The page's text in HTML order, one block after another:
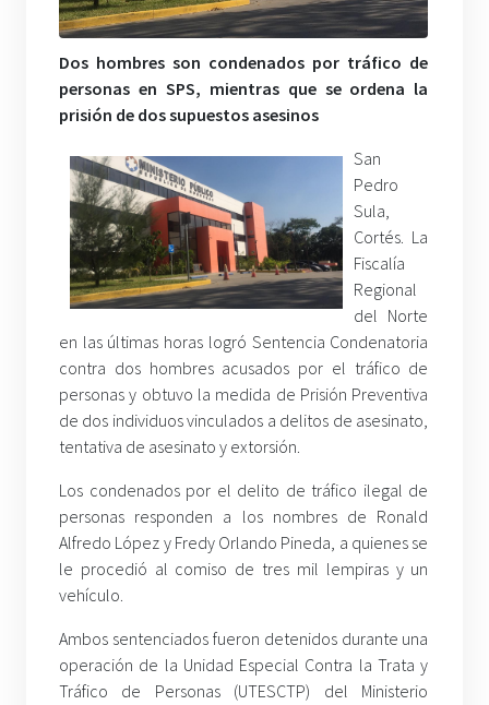
Dos hombres son condenados por tráfico de
personas en SPS, mientras que se ordena la
prisión de dos supuestos asesinos
San
Pedro
Sula,
Cortés. La
Fiscalía
Regional
del Norte
en las últimas horas logró Sentencia Condenatoria
contra dos hombres acusados por el tráfico de
personas y obtuvo la medida de Prisión Preventiva
de dos individuos vinculados a delitos de asesinato,
tentativa de asesinato y extorsión.
Los condenados por el delito de tráfico ilegal de
personas responden a los nombres de Ronald
Alfredo López y Fredy Orlando Pineda, a quienes se
le procedió al comiso de tres mil lempiras y un
vehículo.
Ambos sentenciados fueron detenidos durante una
operación de la Unidad Especial Contra la Trata y
Tráfico de Personas (UTESCTP) del Ministerio